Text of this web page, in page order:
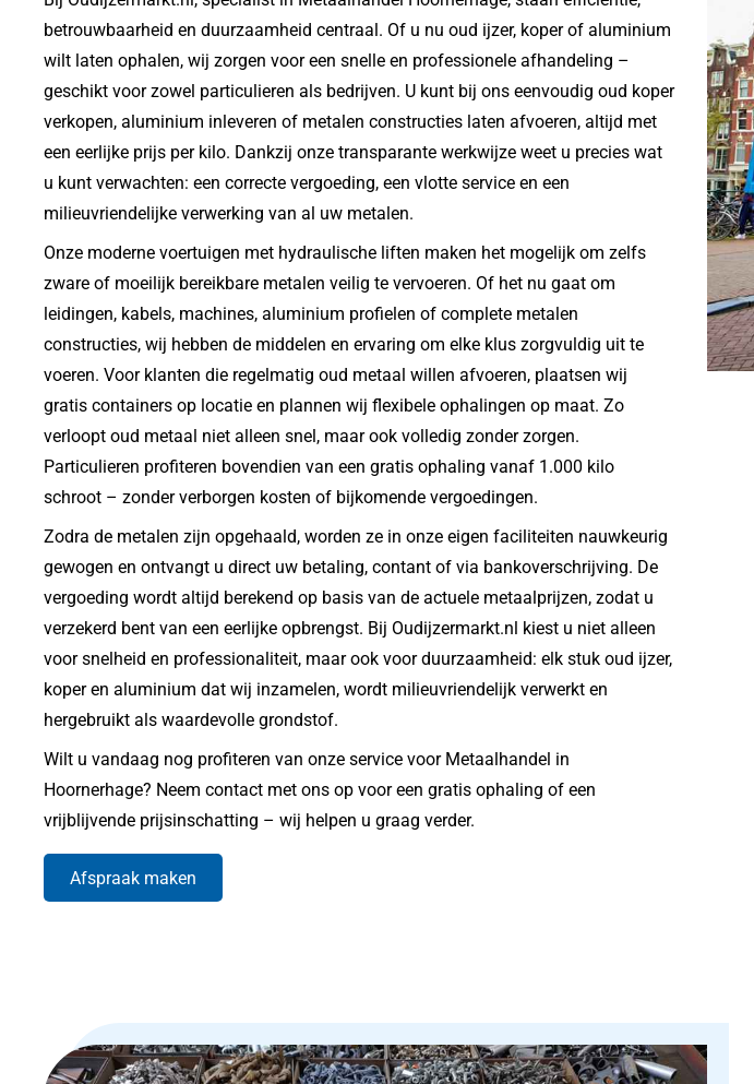
betrouwbaarheid en duurzaamheid centraal. Of u nu oud ijzer, koper of aluminium
wilt laten ophalen, wij zorgen voor een snelle en professionele afhandeling –
geschikt voor zowel particulieren als bedrijven. U kunt bij ons eenvoudig oud koper
verkopen, aluminium inleveren of metalen constructies laten afvoeren, altijd met
een eerlijke prijs per kilo. Dankzij onze transparante werkwijze weet u precies wat
u kunt verwachten: een correcte vergoeding, een vlotte service en een
milieuvriendelijke verwerking van al uw metalen.
Onze moderne voertuigen met hydraulische liften maken het mogelijk om zelfs
zware of moeilijk bereikbare metalen veilig te vervoeren. Of het nu gaat om
leidingen, kabels, machines, aluminium profielen of complete metalen
constructies, wij hebben de middelen en ervaring om elke klus zorgvuldig uit te
voeren. Voor klanten die regelmatig oud metaal willen afvoeren, plaatsen wij
gratis containers op locatie en plannen wij flexibele ophalingen op maat. Zo
verloopt oud metaal niet alleen snel, maar ook volledig zonder zorgen.
Particulieren profiteren bovendien van een gratis ophaling vanaf 1.000 kilo
schroot – zonder verborgen kosten of bijkomende vergoedingen.
Zodra de metalen zijn opgehaald, worden ze in onze eigen faciliteiten nauwkeurig
gewogen en ontvangt u direct uw betaling, contant of via bankoverschrijving. De
vergoeding wordt altijd berekend op basis van de actuele metaalprijzen, zodat u
verzekerd bent van een eerlijke opbrengst. Bij Oudijzermarkt.nl kiest u niet alleen
voor snelheid en professionaliteit, maar ook voor duurzaamheid: elk stuk oud ijzer,
koper en aluminium dat wij inzamelen, wordt milieuvriendelijk verwerkt en
hergebruikt als waardevolle grondstof.
Wilt u vandaag nog profiteren van onze service voor Metaalhandel in
Hoornerhage? Neem contact met ons op voor een gratis ophaling of een
vrijblijvende prijsinschatting – wij helpen u graag verder.
Afspraak maken